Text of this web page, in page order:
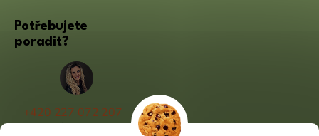
Potřebujete
poradit?
+420 227 072 207
(Po - Pá 9:00 - 17:00)